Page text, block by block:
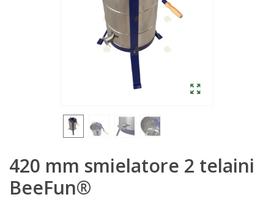
420 mm smielatore 2 telaini
BeeFun®